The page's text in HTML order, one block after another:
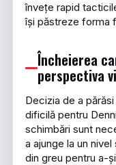
învețe rapid
își păstreze forma
Încheierea
perspectiva
Decizia de a
dificilă pentru
schimbări sunt
a ajunge la un
din greu pentru a-